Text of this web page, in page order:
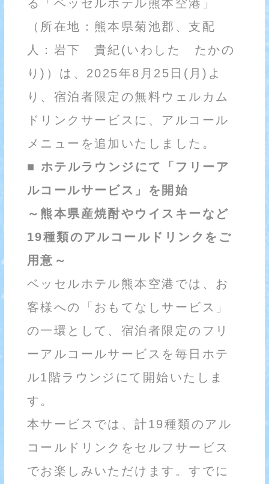
る「ベッセルホテル熊本空港」
（所在地：熊本県菊池郡、支配
人：岩下 貴紀(いわした たかの
り)）は、2025年8月25日(月)よ
り、宿泊者限定の無料ウェルカム
ドリンクサービスに、アルコール
メニューを追加いたしました。
■ ホテルラウンジにて「フリーア
ルコールサービス」を開始
～熊本県産焼酎やウイスキーなど
19種類のアルコールドリンクをご
用意～
ベッセルホテル熊本空港では、お
客様への「おもてなしサービス」
の一環として、宿泊者限定のフリ
ーアルコールサービスを毎日ホテ
ル1階ラウンジにて開始いたしま
す。
本サービスでは、計19種類のアル
コールドリンクをセルフサービス
でお楽しみいただけます。すでに